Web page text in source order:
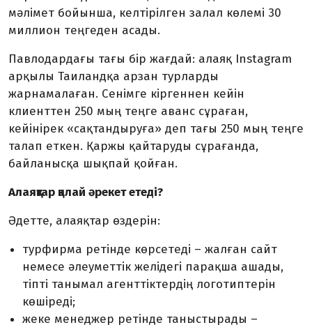
мәлімет бойынша, келтірілген залал көлемі 30
миллион теңгеден асады.
Павлодардағы тағы бір жағдай: алаяқ Instagram
арқылы Таиландқа арзан турларды
жарнамалаған. Сенімге кіргеннен кейін
клиенттен 250 мың теңге аванс сұраған,
кейінірек «сақтандыруға» деп тағы 250 мың теңге
талап еткен. Қаржы қайтаруды сұрағанда,
байланысқа шықпай қойған.
Алаяқтар қалай әрекет етеді?
Әдетте, алаяқтар өздерін:
турфирма ретінде көрсетеді – жалған сайт
немесе әлеуметтік желідегі парақша ашады,
тіпті танымал агенттіктердің логотиптерін
көшіреді;
жеке менеджер ретінде таныстырады –